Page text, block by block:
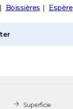
Boissières Espère
Superficie